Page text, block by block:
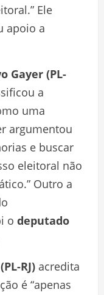
Ele
apoio a
Gayer (PL-
a
uma
argumentou
e buscar
eleitoral não
Outro a
o deputado
RJ) acredita
é “apenas